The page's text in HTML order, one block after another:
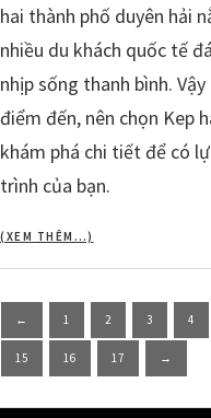
hai thành phố duyên hải
nhiều du khách quốc tế
nhịp sống thanh bình.
điểm đến, nên chọn Kep
khám phá chi tiết để có
trình của bạn.
(XEM THÊM…)
Posts
pagination
← 1 2 3 4
15 16 17 →